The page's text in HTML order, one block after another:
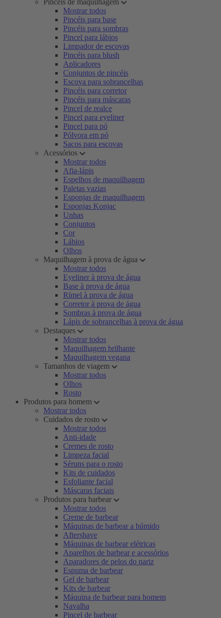
Pincéis de maquilhagem
Mostrar todos
Pincéis para base
Pincéis para sombras
Pincel para lábios
Limpador de escovas
Pincéis para blush
Aplicadores
Conjuntos de pincéis
Escova para sobrancelhas
Pincéis para corretor
Pincéis para máscaras
Pincel de realce
Pincel para eyeliner
Pincel para pó
Pólvora em pó
Sacos para escovas
Acessórios
Mostrar todos
Afia-lápis
Espelhos de maquilhagem
Paletas vazias
Esponjas de maquilhagem
Esponjas Konjac
Unhas
Conjuntos
Cor
Lábios
Olhos
Maquilhagem à prova de água
Mostrar todos
Eyeliner à prova de água
Base à prova de água
Rímel à prova de água
Corretor à prova de água
Sombras à prova de água
Lápis de sobrancelhas à prova de água
Destaques
Mostrar todos
Maquilhagem brilhante
Maquilhagem vegana
Tamanhos de viagem
Mostrar todos
Olhos
Rosto
Produtos para homem
Mostrar todos
Cuidados de rosto
Mostrar todos
Anti-idade
Cremes de rosto
Limpeza facial
Séruns para o rosto
Kits de cuidados
Esfoliante facial
Máscaras faciais
Produtos para barbear
Mostrar todos
Creme de barbear
Máquinas de barbear a húmido
Aftershave
Máquinas de barbear elétricas
Aparelhos de barbear e acessórios
Aparadores de pelos do nariz
Espuma de barbear
Gel de barbear
Kits de barbear
Máquina de barbear para homem
Navalha
Pincel de barbear